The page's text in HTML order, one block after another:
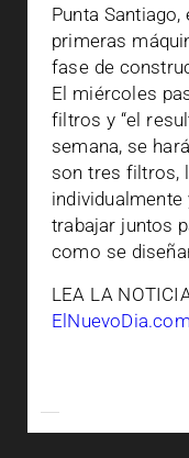
Punta
primeras
fase de
El miércoles
filtros y “el
semana, se
son tres filtros,
individualmente
trabajar juntos
como se
LEA LA
ElNuevoDia.com